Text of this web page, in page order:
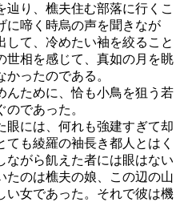
り、樵夫住む部落に行くこ
に啼く時烏の声を聞きなが
して、冷めたい袖を絞ること
世相を感じて、真如の月を眺
ったのである。
ために、恰も小鳥を狙う若
であった。
には、何れも強建すぎて却
も綾羅の袖長き都人とはく
ながら飢えた者には眼はない
たのは樵夫の娘、この辺の山
い女であった。それで彼は機